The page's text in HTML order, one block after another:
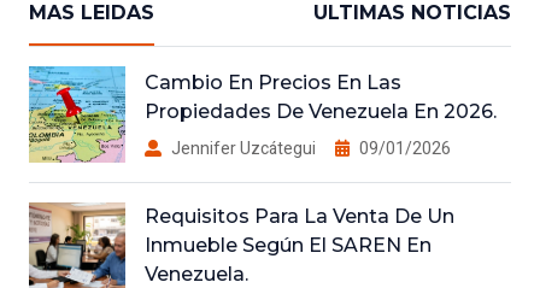
MAS LEIDAS ULTIMAS NOTICIAS
Cambio En Precios En Las
Propiedades De Venezuela En 2026.
Jennifer Uzcátegui 09/01/2026
Requisitos Para La Venta De Un
Inmueble Según El SAREN En
Venezuela.